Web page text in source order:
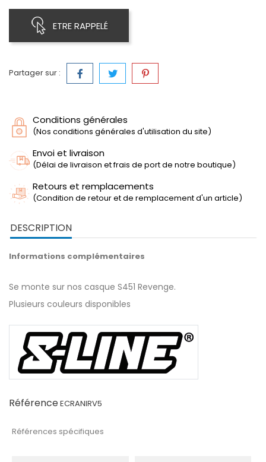
ETRE RAPPELÉ
Partager sur :
Conditions générales
(Nos conditions générales d'utilisation du site)
Envoi et livraison
(Délai de livraison et frais de port de notre boutique)
Retours et remplacements
(Condition de retour et de remplacement d'un article)
DESCRIPTION
Informations complémentaires
Se monte sur nos casque S451 Revenge.
Plusieurs couleurs disponibles
RéférenceECRANIRV5
Références spécifiques